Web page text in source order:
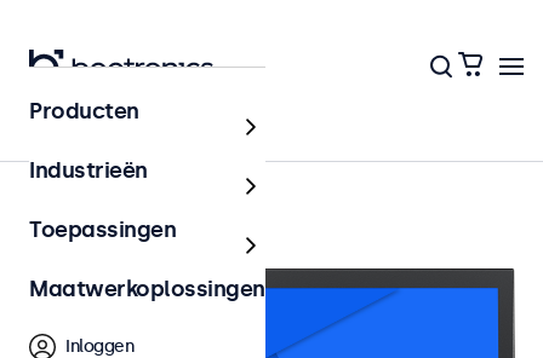
Producten
Industrieën
Toepassingen
Maatwerkoplossingen
Inloggen